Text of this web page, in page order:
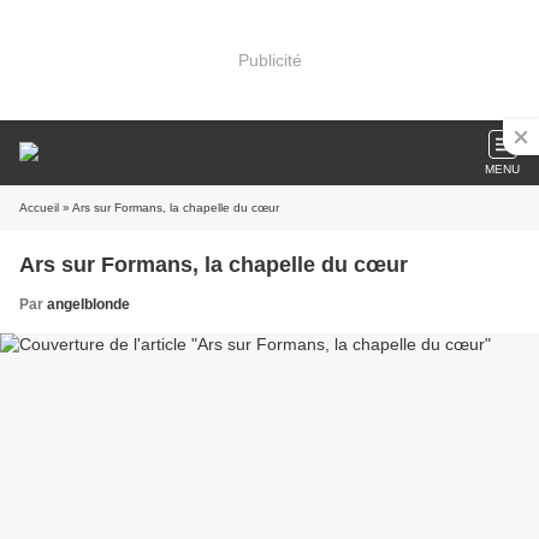
Publicité
MENU
Accueil » Ars sur Formans, la chapelle du cœur
Ars sur Formans, la chapelle du cœur
Par angelblonde